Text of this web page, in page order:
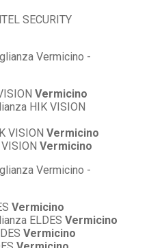
SECURITY
Vermicino
HIK VISION
VISION Vermicino
Vermicino
Vermicino
ELDES Vermicino
Vermicino